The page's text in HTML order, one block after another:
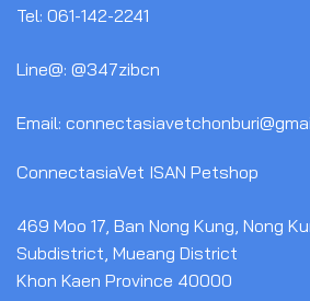
Tel: 061-142-2241
Line@: @347zibcn
Email:
ConnectasiaVet ISAN Petshop
469 Moo 17, Ban Nong Kung, Nong
Subdistrict, Mueang District
Khon Kaen Province 40000